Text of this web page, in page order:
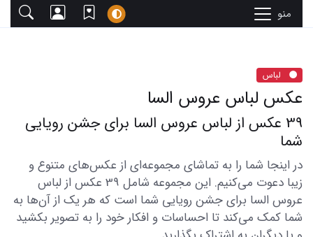
منو
لباس
عکس لباس عروس السا
39 عکس از لباس عروس السا برای جشن رویایی
شما
در اینجا شما را به تماشای مجموعه‌ای از عکس‌های متنوع و
زیبا دعوت می‌کنیم. این مجموعه شامل 39 عکس از لباس
عروس السا برای جشن رویایی شما است که هر یک از آن‌ها به
شما کمک می‌کند تا احساسات و افکار خود را به تصویر بکشید